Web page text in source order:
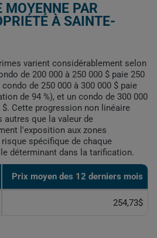
PAR
À SAINTE-
varient considérablement selon
de 200 000 à 250 000 $ paie 250
de 250 000 à 300 000 $ paie
de 94 %), et un condo de 300 000
$. Cette progression non linéaire
autres que la valeur de
l'exposition aux zones
spécifique de chaque
déterminant dans la tarification.
Prix moyen des 12 derniers mois
254,73$